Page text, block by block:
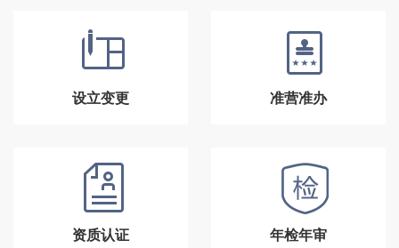
设立变更 准营准办
资质认证 年检年审